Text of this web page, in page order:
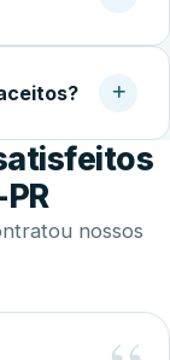
semana,
débito e
nossos